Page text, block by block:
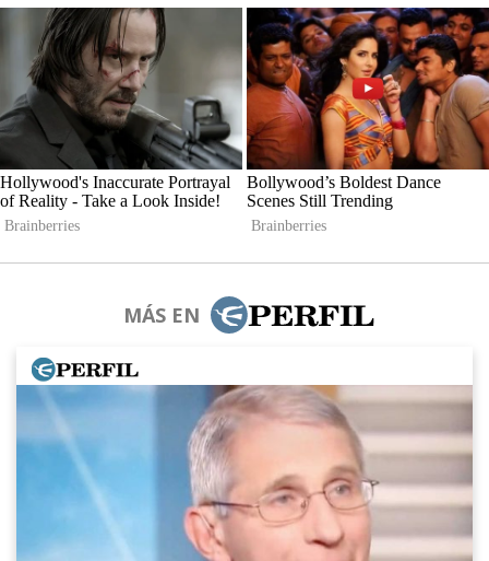
MÁS EN